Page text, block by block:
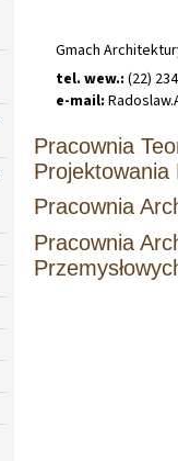
Gmach
tel. wew.: (22)
e-mail: Radoslaw.
Pracownia
Projektowania
Pracownia
Pracownia